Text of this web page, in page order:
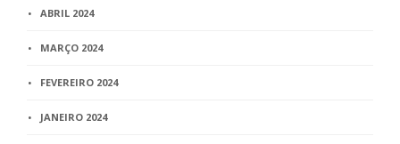
ABRIL 2024
MARÇO 2024
FEVEREIRO 2024
JANEIRO 2024